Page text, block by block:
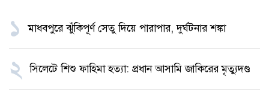
১ মাধবপুরে ঝুঁকিপূর্ণ সেতু দিয়ে পারাপার, দুর্ঘটনার শঙ্কা
২ সিলেটে শিশু ফাহিমা হত্যা: প্রধান আসামি জাকিরের মৃত্যুদণ্ড